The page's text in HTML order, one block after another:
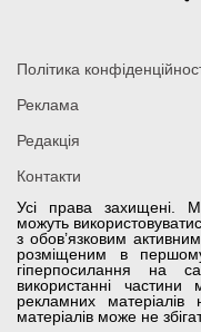
Усі права захищені.
можуть
з обов’язковим
розміщеним в
гіперпосилання на
використанні частини
рекламних
матеріалів може не
Політика
Реклама
Редакція
Контакти